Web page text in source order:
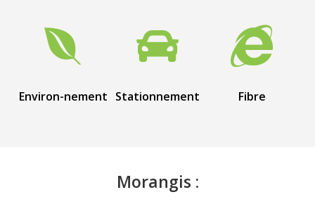

Environ-nement

Stationnement

Fibre
Morangis :